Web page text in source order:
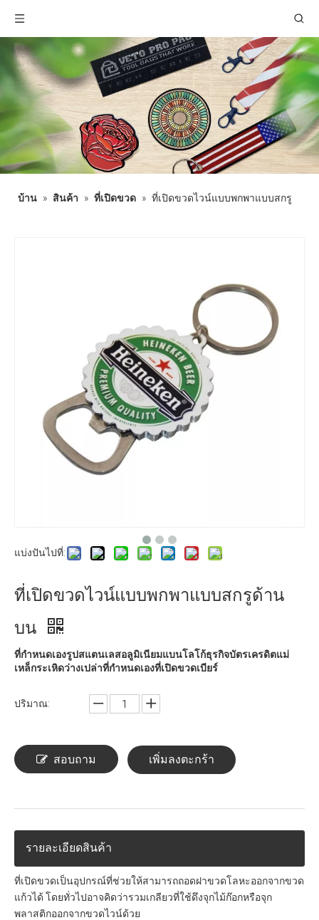
บ้าน » สินค้า » ที่เปิดขวด » ที่เปิดขวดไวน์แบบพกพาแบบสกรู
แบ่งปันไปที่:
ที่เปิดขวดไวน์แบบพกพาแบบสกรูด้าน
บน
ที่กำหนดเองรูปสแตนเลสอลูมิเนียมแบนโลโก้ธุรกิจบัตรเครดิตแม่
เหล็กระเหิดว่างเปล่าที่กำหนดเองที่เปิดขวดเบียร์
ปริมาณ:
สอบถาม เพิ่มลงตะกร้า
รายละเอียดสินค้า
ที่เปิดขวดเป็นอุปกรณ์ที่ช่วยให้สามารถถอดฝาขวดโลหะออกจากขวด
แก้วได้ โดยทั่วไปอาจคิดว่ารวมเกลียวที่ใช้ดึงจุกไม้ก๊อกหรือจุก
พลาสติกออกจากขวดไวน์ด้วย